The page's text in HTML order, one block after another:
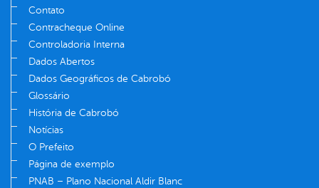
Contato
Contracheque Online
Controladoria Interna
Dados Abertos
Dados Geográficos de Cabrobó
Glossário
História de Cabrobó
Notícias
O Prefeito
Página de exemplo
PNAB – Plano Nacional Aldir Blanc